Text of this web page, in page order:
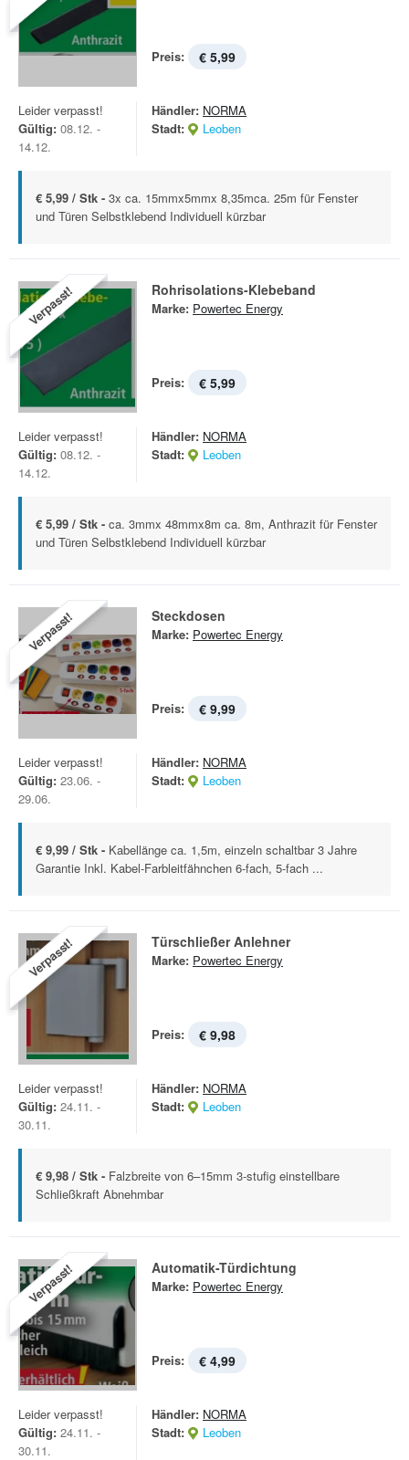
Preis: € 5,99
Leider verpasst!
Gültig: 08.12. -
14.12.
Händler: NORMA
Stadt:
Leoben
€ 5,99 / Stk - 3x ca. 15mmx5mmx 8,35mca. 25m für Fenster
und Türen Selbstklebend Individuell kürzbar
Verpasst! Rohrisolations-Klebeband
Marke: Powertec Energy
Preis: € 5,99
Leider verpasst!
Gültig: 08.12. -
14.12.
Händler: NORMA
Stadt:
Leoben
€ 5,99 / Stk - ca. 3mmx 48mmx8m ca. 8m, Anthrazit für Fenster
und Türen Selbstklebend Individuell kürzbar
Verpasst! Steckdosen
Marke: Powertec Energy
Preis: € 9,99
Leider verpasst!
Gültig: 23.06. -
29.06.
Händler: NORMA
Stadt:
Leoben
€ 9,99 / Stk - Kabellänge ca. 1,5m, einzeln schaltbar 3 Jahre
Garantie Inkl. Kabel-Farbleitfähnchen 6-fach, 5-fach ...
Verpasst! Türschließer Anlehner
Marke: Powertec Energy
Preis: € 9,98
Leider verpasst!
Gültig: 24.11. -
30.11.
Händler: NORMA
Stadt:
Leoben
€ 9,98 / Stk - Falzbreite von 6–15mm 3-stufig einstellbare
Schließkraft Abnehmbar
Verpasst! Automatik-Türdichtung
Marke: Powertec Energy
Preis: € 4,99
Leider verpasst!
Gültig: 24.11. -
30.11.
Händler: NORMA
Stadt:
Leoben